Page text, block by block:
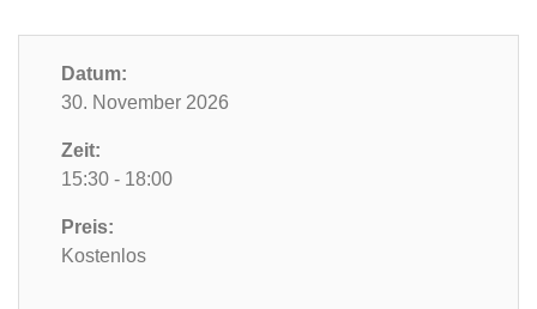
Datum:
30. November 2026
Zeit:
15:30 - 18:00
Preis:
Kostenlos